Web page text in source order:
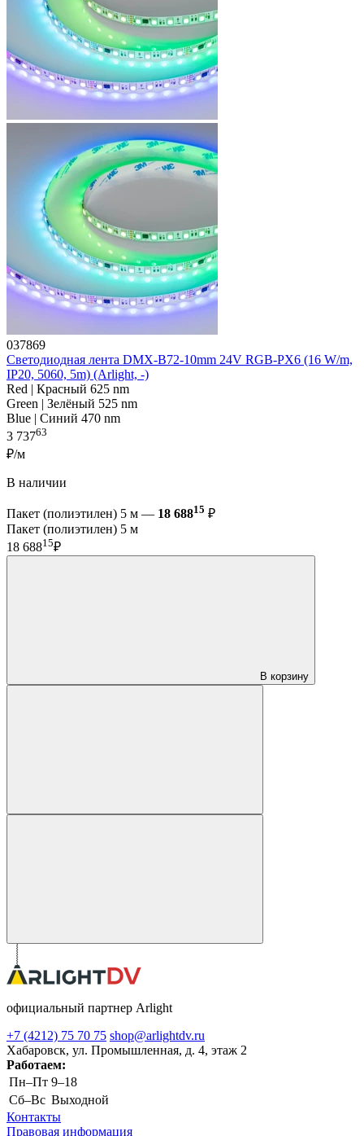
037869
Светодиодная лента DMX-B72-10mm 24V RGB-PX6 (16 W/m,
IP20, 5060, 5m) (Arlight, -)
Red | Красный 625 nm
Green | Зелёный 525 nm
Blue | Синий 470 nm
3 73763
₽/м
В наличии
Пакет (полиэтилен) 5 м — 18 68815 ₽
Пакет (полиэтилен) 5 м
18 68815₽
В корзину
официальный партнер Arlight
+7 (4212) 75 70 75 shop@arlightdv.ru
Хабаровск, ул. Промышленная, д. 4, этаж 2
Работаем:
Пн–Пт 9–18
Cб–Вс Выходной
Контакты
Правовая информация